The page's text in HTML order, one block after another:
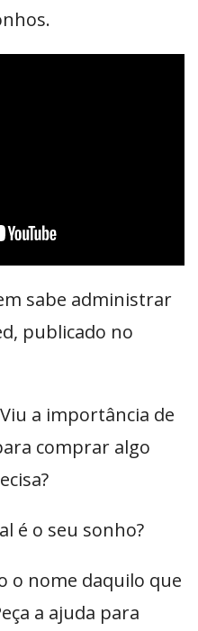
sabe administrar
publicado no
a importância de
comprar algo
é o seu sonho?
o nome daquilo que
a ajuda para